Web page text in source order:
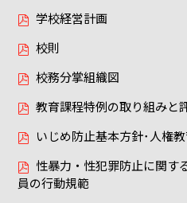
学校経営計画
校則
校務分掌組織図
教育課程特例の取り組みと
いじめ防止基本方針･人権
性暴力・性犯罪防止に関す
員の行動規範